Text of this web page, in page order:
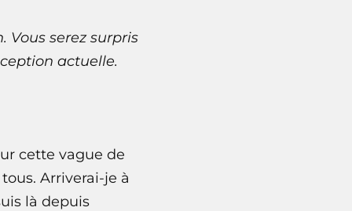
. Vous serez surpris
actuelle.
cette vague de
Arriverai-je à
là depuis